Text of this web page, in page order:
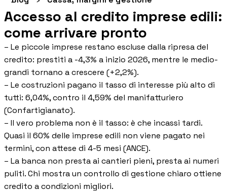
Cassa, uscite e previsioni in una vista
Gestione bolle e rapportini
Bolle e rapportini dal cantiere
Fatturazione
Fatture attive e passive con scadenze
Preventivi
Dal computo al preventivo pronto
Gestione commessa
Margini, costi e ore per commessa
Procurement
Fornitori e ordini in un solo hub
Sicurezza
Verifica documentale automatica per i tuoi cantieri
Accesso al credito imprese edili:
come arrivare pronto
– Le piccole imprese restano escluse dalla ripresa del
credito: prestiti a -4,3% a inizio 2026, mentre le medio-
grandi tornano a crescere (+2,2%).
– Le costruzioni pagano il tasso di interesse più alto di
tutti: 6,04%, contro il 4,59% del manifatturiero
(Confartigianato).
– Il vero problema non è il tasso: è che incassi tardi.
Quasi il 60% delle imprese edili non viene pagato nei
termini, con attese di 4-5 mesi (ANCE).
– La banca non presta ai cantieri pieni, presta ai numeri
puliti. Chi mostra un controllo di gestione chiaro ottiene
credito a condizioni migliori.